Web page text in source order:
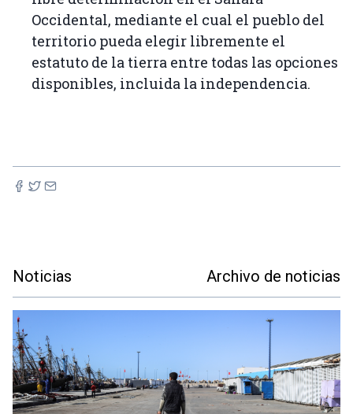
Occidental, mediante el cual el pueblo del
territorio pueda elegir libremente el
estatuto de la tierra entre todas las opciones
disponibles, incluida la independencia.
Noticias Archivo de noticias